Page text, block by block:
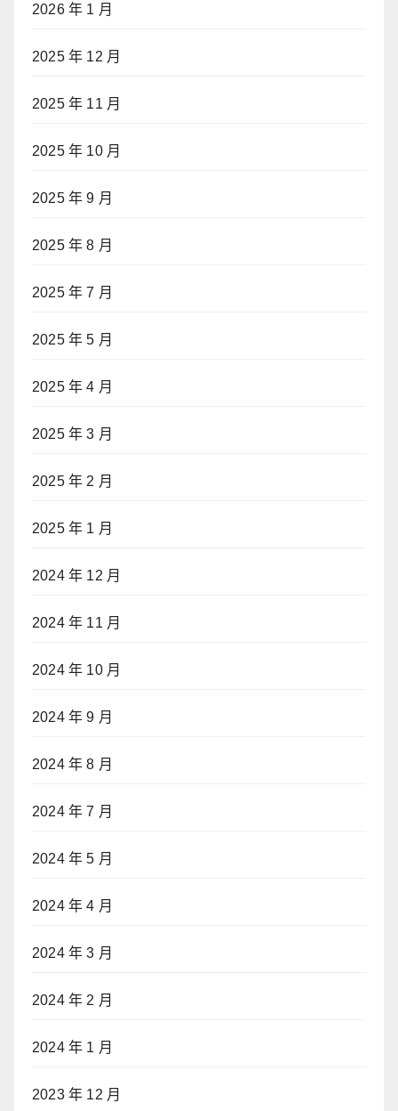
2026 年 1 月
2025 年 12 月
2025 年 11 月
2025 年 10 月
2025 年 9 月
2025 年 8 月
2025 年 7 月
2025 年 5 月
2025 年 4 月
2025 年 3 月
2025 年 2 月
2025 年 1 月
2024 年 12 月
2024 年 11 月
2024 年 10 月
2024 年 9 月
2024 年 8 月
2024 年 7 月
2024 年 5 月
2024 年 4 月
2024 年 3 月
2024 年 2 月
2024 年 1 月
2023 年 12 月